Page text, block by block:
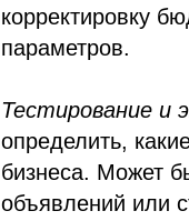
корректировку
параметров.
Тестирование и
определить,
бизнеса. Может
объявлений или